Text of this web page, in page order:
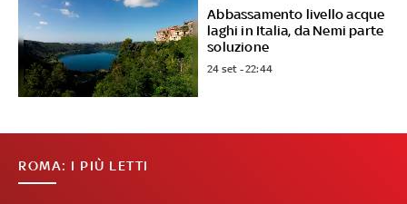
Abbassamento livello acque
laghi in Italia, da Nemi parte
soluzione
24 set - 22:44
ROMA: I PIÙ LETTI